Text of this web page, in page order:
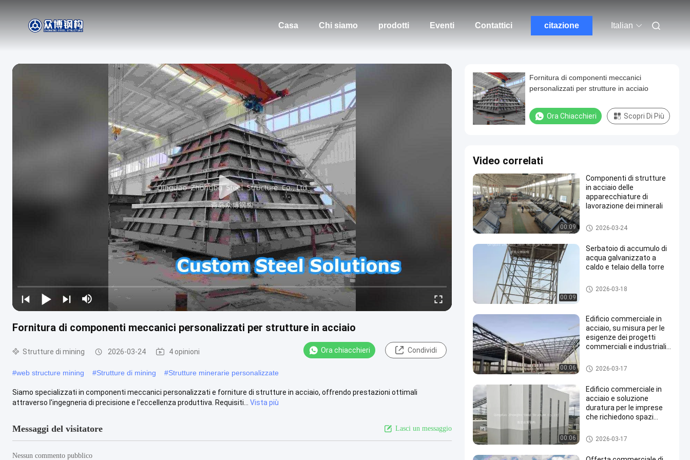
Casa Chi siamo prodotti Eventi Contattici citazione Italian
Fornitura di componenti meccanici personalizzati per strutture in acciaio
Strutture di mining 2026-03-24 4 opinioni Ora chiacchieri Condividi
#web structure mining #Strutture di mining #Strutture minerarie personalizzate
Siamo specializzati in componenti meccanici personalizzati e forniture di strutture in acciaio, offrendo prestazioni ottimali
attraverso l'ingegneria di precisione e l'eccellenza produttiva. Requisiti...
Vista più
Messaggi del visitatore Lasci un messaggio
Nessun commento pubblico
Fornitura di componenti meccanici
personalizzati per strutture in acciaio
Ora Chiacchieri Scopri Di Più
Video correlati
00:09
Componenti di strutture
in acciaio delle
apparecchiature di
lavorazione dei minerali
Strutture di mining
2026-03-24
00:09
Serbatoio di accumulo di
acqua galvanizzato a
caldo e telaio della torre
Struttura in acciaio Torre del s
erbatoio dell'acqua
2026-03-18
00:06
Edificio commerciale in
acciaio, su misura per le
esigenze dei progetti
commerciali e industriali,
versatilità
Edifici commerciali in acciaio
2026-03-17
00:06
Edificio commerciale in
acciaio e soluzione
duratura per le imprese
che richiedono spazi
scalabili e adattabili
Edifici commerciali in acciaio
2026-03-17